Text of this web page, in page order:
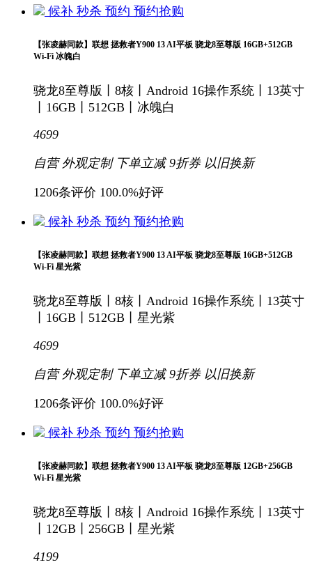
候补 秒杀 预约 预约抢购
【张凌赫同款】联想 拯救者Y900 13 AI平板 骁龙8至尊版 16GB+512GB
Wi-Fi 冰魄白
骁龙8至尊版丨8核丨Android 16操作系统丨13英寸
丨16GB丨512GB丨冰魄白
4699
自营 外观定制 下单立减 9折券 以旧换新
1206条评价 100.0%好评
候补 秒杀 预约 预约抢购
【张凌赫同款】联想 拯救者Y900 13 AI平板 骁龙8至尊版 16GB+512GB
Wi-Fi 星光紫
骁龙8至尊版丨8核丨Android 16操作系统丨13英寸
丨16GB丨512GB丨星光紫
4699
自营 外观定制 下单立减 9折券 以旧换新
1206条评价 100.0%好评
候补 秒杀 预约 预约抢购
【张凌赫同款】联想 拯救者Y900 13 AI平板 骁龙8至尊版 12GB+256GB
Wi-Fi 星光紫
骁龙8至尊版丨8核丨Android 16操作系统丨13英寸
丨12GB丨256GB丨星光紫
4199